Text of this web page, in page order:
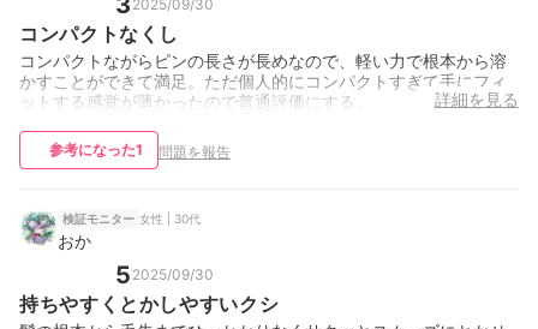
2025/09/30
コンパクトなくし
コンパクトながらピンの長さが長めなので、軽い力で根本から溶
かすことができて満足。ただ個人的にコンパクトすぎて手にフィ
ットする感覚が薄かったので普通評価にする。
詳細を見る
参考になった1 問題を報告
検証モニター 女性 | 30代
おか
5 2025/09/30
持ちやすくとかしやすいクシ